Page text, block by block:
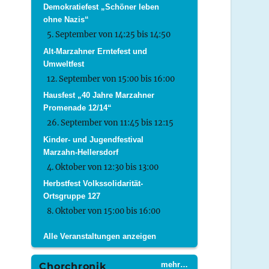
Demokratiefest „Schöner leben
ohne Nazis“
5. September von 14:25 bis14:50
Alt-Marzahner Erntefest und
Umweltfest
12. September von 15:00bis16:00
Hausfest „40 Jahre Marzahner
Promenade 12/14“
26. September von 11:45 bis12:15
Kinder- und Jugendfestival
Marzahn-Hellersdorf
4. Oktober von 12:30bis13:00
Herbstfest Volkssolidarität-
Ortsgruppe 127
8. Oktober von 15:00bis16:00
Alle Veranstaltungen anzeigen
mehr…
Chorchronik